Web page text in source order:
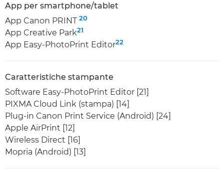
App per smartphone/tablet
App Canon PRINT20
App Creative Park21
App Easy-PhotoPrint Editor22
Caratteristiche stampante
Software Easy-PhotoPrint Editor [21]
PIXMA Cloud Link (stampa) [14]
Plug-in Canon Print Service (Android) [24]
Apple AirPrint [12]
Wireless Direct [16]
Mopria (Android) [13]